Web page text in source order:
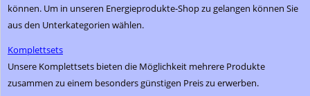
können. Um in unseren Energieprodukte-Shop zu gelangen können Sie
aus den Unterkategorien wählen.
Komplettsets
Unsere Komplettsets bieten die Möglichkeit mehrere Produkte
zusammen zu einem besonders günstigen Preis zu erwerben.